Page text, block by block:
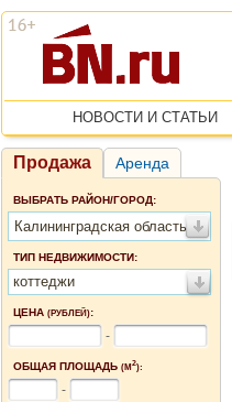
НОВОСТИ И СТАТЬИ
Продажа Аренда
ВЫБРАТЬ РАЙОН/ГОРОД:
Калининградская область
ТИП НЕДВИЖИМОСТИ:
коттеджи
ЦЕНА (РУБЛЕЙ):
-
ОБЩАЯ ПЛОЩАДЬ (М2):
-